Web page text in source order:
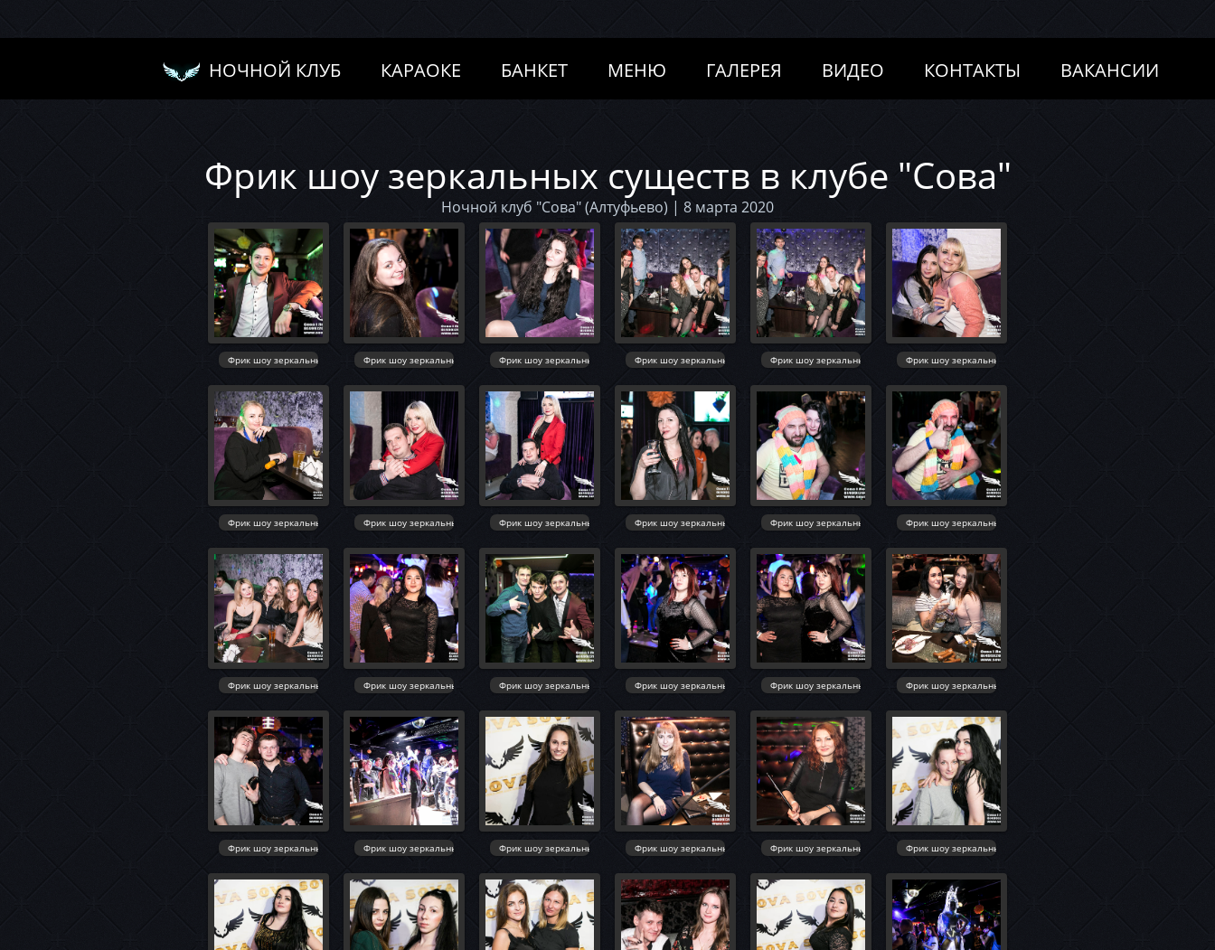
НОЧНОЙ КЛУБ КАРАОКЕ БАНКЕТ МЕНЮ ГАЛЕРЕЯ ВИДЕО КОНТАКТЫ ВАКАНСИИ
Фрик шоу зеркальных существ в клубе "Сова"
Ночной клуб "Сова" (Алтуфьево) | 8 марта 2020